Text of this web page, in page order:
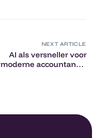
NEXT ARTICLE
AI als versneller voor
moderne accountancy: